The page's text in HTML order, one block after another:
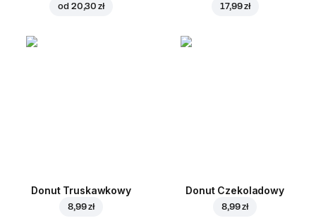
od 20,30 zł 17,99 zł
Donut Truskawkowy
8,99 zł
Donut Czekoladowy
8,99 zł